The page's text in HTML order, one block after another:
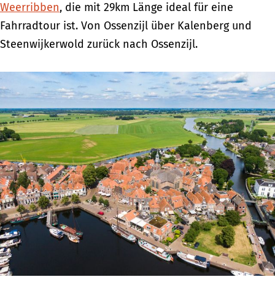
Weerribben, die mit 29km Länge ideal für eine
Fahrradtour ist. Von Ossenzijl über Kalenberg und
Steenwijkerwold zurück nach Ossenzijl.